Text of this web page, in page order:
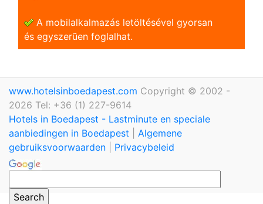
A mobilalkalmazás letöltésével gyorsan
és egyszerũen foglalhat.
www.hotelsinboedapest.com Copyright © 2002 -
2026 Tel: +36 (1) 227-9614
Hotels in Boedapest - Lastminute en speciale
aanbiedingen in Boedapest
Algemene
gebruiksvoorwaarden
Privacybeleid